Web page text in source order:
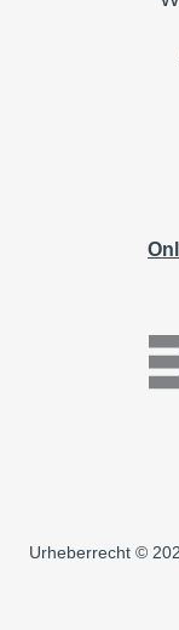
Urheberrecht ©